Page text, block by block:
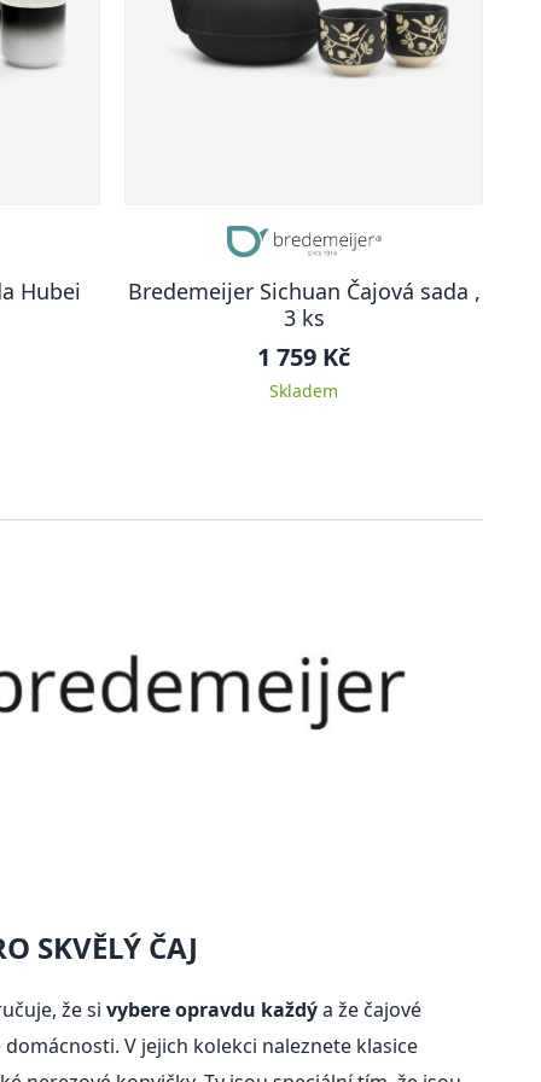
Hubei
Bredemeijer Sichuan Čajová sada ,
3 ks
1 759 Kč
Skladem
SKVĚLÝ ČAJ
že si vybere opravdu každýa že čajové
V jejich kolekci naleznete klasice